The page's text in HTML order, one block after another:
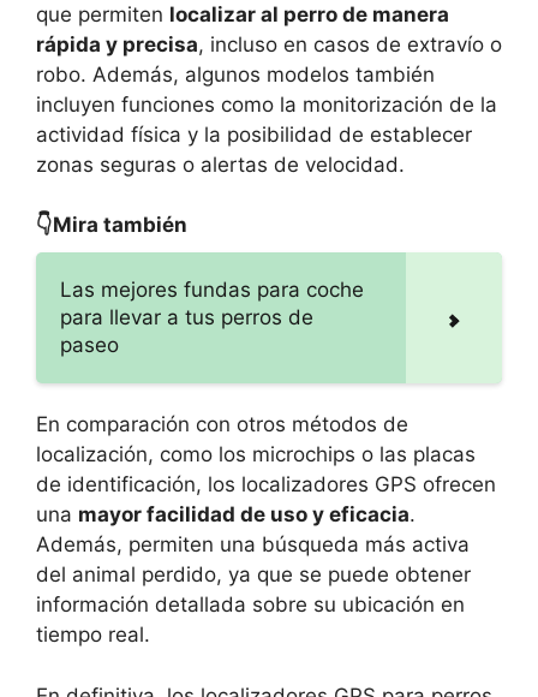
que permiten localizar al perro de manera
rápida y precisa, incluso en casos de extravío o
robo. Además, algunos modelos también
incluyen funciones como la monitorización de la
actividad física y la posibilidad de establecer
zonas seguras o alertas de velocidad.
👇Mira también
Las mejores fundas para coche
para llevar a tus perros de
paseo
En comparación con otros métodos de
localización, como los microchips o las placas
de identificación, los localizadores GPS ofrecen
una mayor facilidad de uso y eficacia.
Además, permiten una búsqueda más activa
del animal perdido, ya que se puede obtener
información detallada sobre su ubicación en
tiempo real.